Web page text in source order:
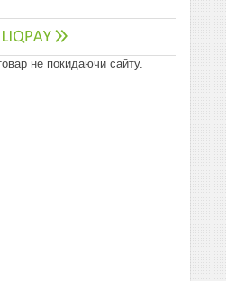
не покидаючи сайту.